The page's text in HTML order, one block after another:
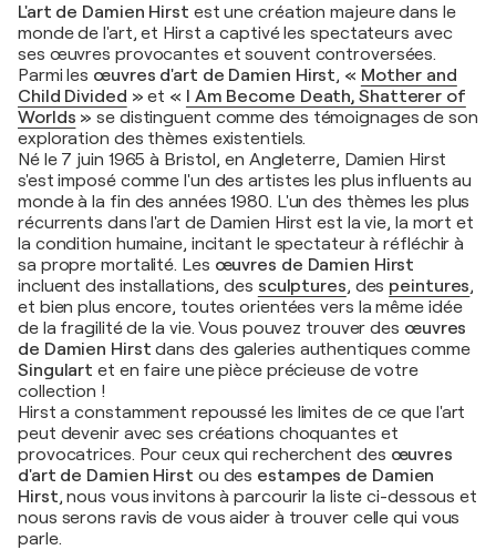
L'art de Damien Hirst est une création majeure dans le
monde de l'art, et Hirst a captivé les spectateurs avec
ses œuvres provocantes et souvent controversées.
Parmi les œuvres d'art de Damien Hirst, « Mother and
Child Divided » et « I Am Become Death, Shatterer of
Worlds » se distinguent comme des témoignages de son
exploration des thèmes existentiels.
Né le 7 juin 1965 à Bristol, en Angleterre, Damien Hirst
s'est imposé comme l'un des artistes les plus influents au
monde à la fin des années 1980. L'un des thèmes les plus
récurrents dans l'art de Damien Hirst est la vie, la mort et
la condition humaine, incitant le spectateur à réfléchir à
sa propre mortalité. Les œuvres de Damien Hirst
incluent des installations, des sculptures, des peintures,
et bien plus encore, toutes orientées vers la même idée
de la fragilité de la vie. Vous pouvez trouver des œuvres
de Damien Hirst dans des galeries authentiques comme
Singulart et en faire une pièce précieuse de votre
collection !
Hirst a constamment repoussé les limites de ce que l'art
peut devenir avec ses créations choquantes et
provocatrices. Pour ceux qui recherchent des œuvres
d'art de Damien Hirst ou des estampes de Damien
Hirst, nous vous invitons à parcourir la liste ci-dessous et
nous serons ravis de vous aider à trouver celle qui vous
parle.